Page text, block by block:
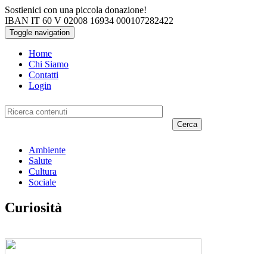
Salta al contenuto principale
Sostienici con una piccola donazione!
IBAN IT 60 V 02008 16934 000107282422
Toggle navigation
Home
Chi Siamo
Contatti
Login
Cerca
Ambiente
Salute
Cultura
Sociale
Curiosità